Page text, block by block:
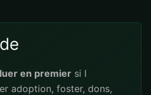
en premier si l
adoption, foster, dons,